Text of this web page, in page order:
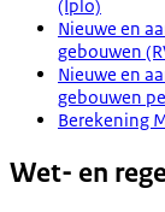
(Iplo)
Nieuwe en
gebouwen
Nieuwe en
gebouwen
Berekening
Wet- en